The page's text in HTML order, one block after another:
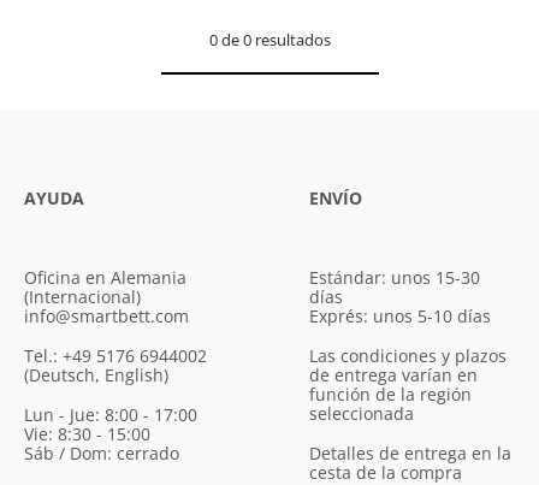
0 de 0 resultados
AYUDA
Oficina en Alemania
(Internacional)
info@smartbett.com
Tel.: +49 5176 6944002
(Deutsch, English)
Lun - Jue: 8:00 - 17:00
Vie: 8:30 - 15:00
Sáb / Dom: cerrado
ENVÍO
Estándar: unos 15-30
días
Exprés: unos 5-10 días
Las condiciones y plazos
de entrega varían en
función de la región
seleccionada
Detalles de entrega en la
cesta de la compra